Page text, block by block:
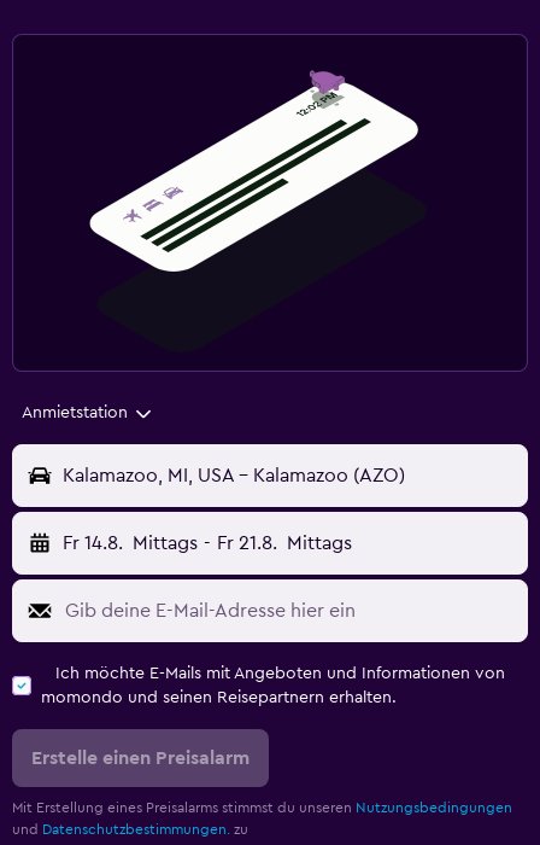
Anmietstation
Kalamazoo, MI, USA - Kalamazoo (AZO)
Fr 14.8. Mittags - Fr 21.8. Mittags
Ich möchte E-Mails mit Angeboten und Informationen von
momondo und seinen Reisepartnern erhalten.
Erstelle einen Preisalarm
Mit Erstellung eines Preisalarms stimmst du unseren Nutzungsbedingungen
und Datenschutzbestimmungen. zu